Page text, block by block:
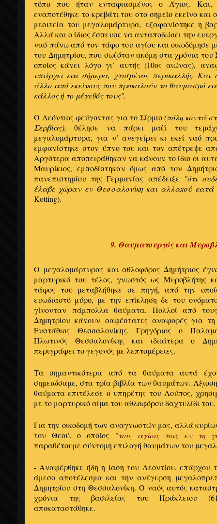
τόπο που ήταν ενταφιασμένος ο Άγιος.
εναποτέθηκε το κρεβάτι του στο σημείο εκείνο και
μεσιτεία του μεγαλομάρτυρα, εξαφανίστηκε η
Αλλά και ο ίδιος έσπευσε να ανταποδώσει την
ναό πάνω από τον τάφο του αγίου και οικοδόμησε
του Δημητρίου, που σωζόταν ακόμη στα χρόνια
οποίος κάνει λόγο γι’ αυτής (10ος αιώνας),
υπάρχει και σήμερα, χτισμένος περικαλλής.
άλλο από εκείνους που προκαλούν το θαυμασμό
κάλλος ή το μέγεθός τους".
Ο Λεόντιος φεύγοντας για το Σίρμιο(πόλη κοντά
Σερβίας), θέλησε να πάρει μαζί του
μεγαλομάρτυρα, για ν’ ανεγείρει κι εκεί ναό
εμφανίστηκε στον ύπνο του και τον απέτρεψε
Αργότερα αποπειράθηκαν να κάνουν το ίδιο οι
Μαυρίκιος, εμποδίστηκαν όμως από τον
πανεπιστημίου της Γερμανίας απέδειξε "ότι
έλαβε χώραν εν Θεσσαλονίκη και αλλαxού
Kotting).
9. Θαυματουργός και
Ο μεγαλομάρτυρας και αθλοφόρος Δημήτριος
μαρτυρικό του τέλος, γνωστός ως Μυροβλήτης
τάφος του μεταβλήθηκε σε πηγή, από την
ευωδιαστό μύρο, με την επίκληση δε του
γίνονταν πάμπολλα θαύματα. Πολλοί από
Δημητρίου κάνουν σαφέστατες αναφορές για
Ευστάθιος Θεσσαλονίκης, Γρηγόριος ο
Πλωτινός Θεσσαλονίκης και ιδιαίτερα ο
περιγράφει το γεγονός με λεπτομέρειες.
Τα σημαντικότερα από τα θαύματα αυτά
σημειώσαμε, στα τρία βιβλία των θαυμάτων.
θαύματα επιτέλεσε ο υπηρέτης του Λούπος,
με το μαρτυρικό αίμα του αθλοφόρου δαχτυλίδι του.
Για την οικοδομή των αναγνωστών μας, αλλά
του Θεού, ο οποίος "τοις αγίοις τοις εν τη
παραθέτουμε σύντομη επιλογή θαυμάτων του
- Αναφέρθηκε ήδη η ίαση του Λεοντίου, επάρχου
άμεσο αποτέλεσμα και την ανέγερση
Δημητρίου στη Θεσσαλονίκη. Ο ναός αυτός
χρόνια της βασιλείας του Ηράκλειου
αποκαταστάθηκε.